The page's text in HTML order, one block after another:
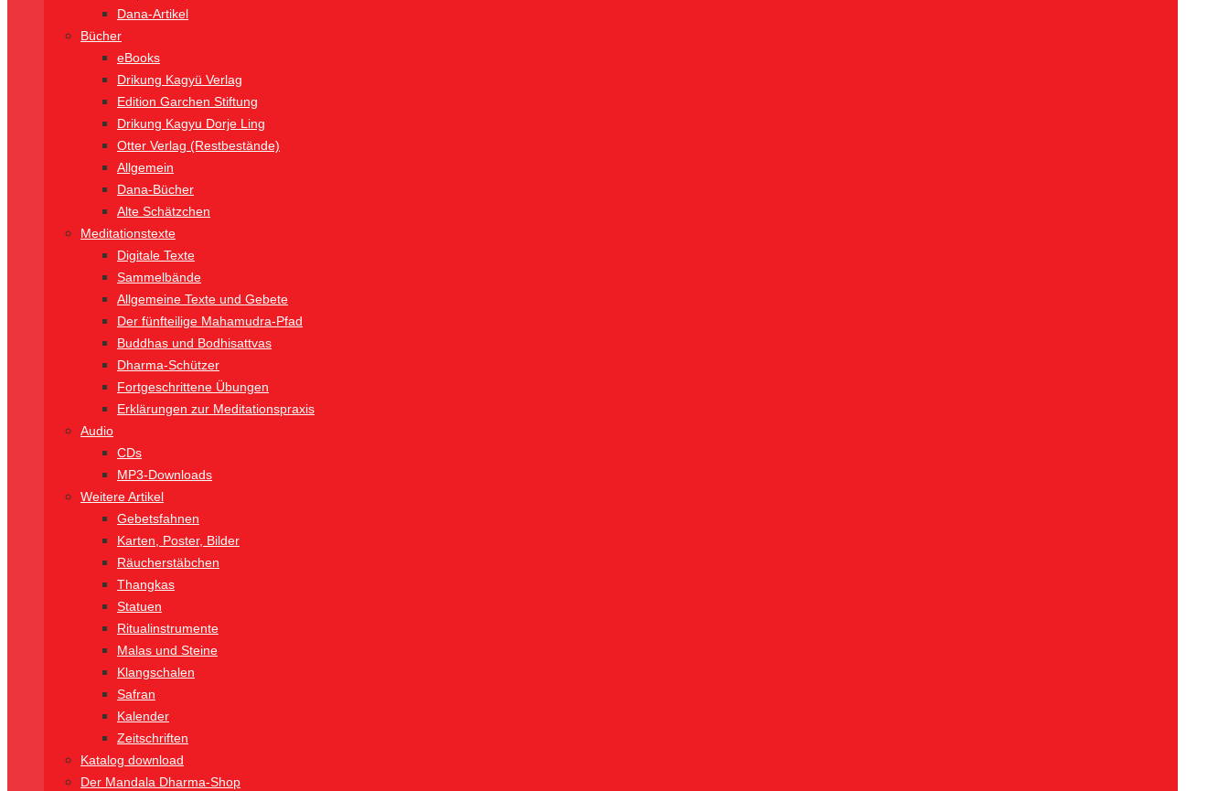
Dana-Artikel
Bücher
eBooks
Drikung Kagyü Verlag
Edition Garchen Stiftung
Drikung Kagyu Dorje Ling
Otter Verlag (Restbestände)
Allgemein
Dana-Bücher
Alte Schätzchen
Meditationstexte
Digitale Texte
Sammelbände
Allgemeine Texte und Gebete
Der fünfteilige Mahamudra-Pfad
Buddhas und Bodhisattvas
Dharma-Schützer
Fortgeschrittene Übungen
Erklärungen zur Meditationspraxis
Audio
CDs
MP3-Downloads
Weitere Artikel
Gebetsfahnen
Karten, Poster, Bilder
Räucherstäbchen
Thangkas
Statuen
Ritualinstrumente
Malas und Steine
Klangschalen
Safran
Kalender
Zeitschriften
Katalog download
Der Mandala Dharma-Shop